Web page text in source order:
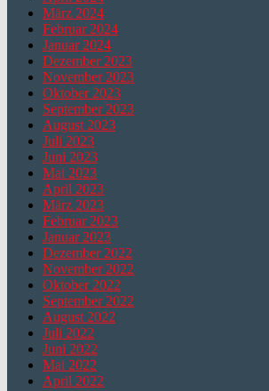
März 2024
Februar 2024
Januar 2024
Dezember 2023
November 2023
Oktober 2023
September 2023
August 2023
Juli 2023
Juni 2023
Mai 2023
April 2023
März 2023
Februar 2023
Januar 2023
Dezember 2022
November 2022
Oktober 2022
September 2022
August 2022
Juli 2022
Juni 2022
Mai 2022
April 2022